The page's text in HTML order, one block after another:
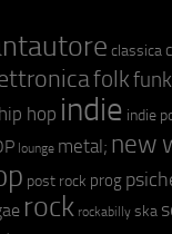
classica
folkfunk
hip hop indie indie
lounge metal; new
post rock prog
rock rockabilly ska